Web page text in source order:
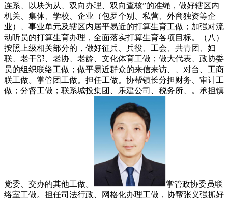
连系、以块为从、双向办理、双向查核”的准绳，做好辖区内
机关、集体、学校、企业（包罗个别、私营、外商独资等企
业）、事业单元及辖区内居平易近的打算生育工做；加强对流
动听员的打算生育办理，全面落实打算生育各项目标。（八）
按照上级相关部分的，做好征兵、兵役、工会、共青团、妇
联、老干部、老协、老龄、文化体育工做；做大代表、政协委
员的组织联络工做；做平易近群众的来信来访、、对台、工商
联工做。掌管团工做。担任工做。协帮镇长分担财务、审计工
做；分督工做；联系城投集团、乐建公司、税务所、。承担镇
党委、交办的其他工做。
掌管政协委员联
络室工做。担任司法行政、网格化办理工做，协帮张义强抓好